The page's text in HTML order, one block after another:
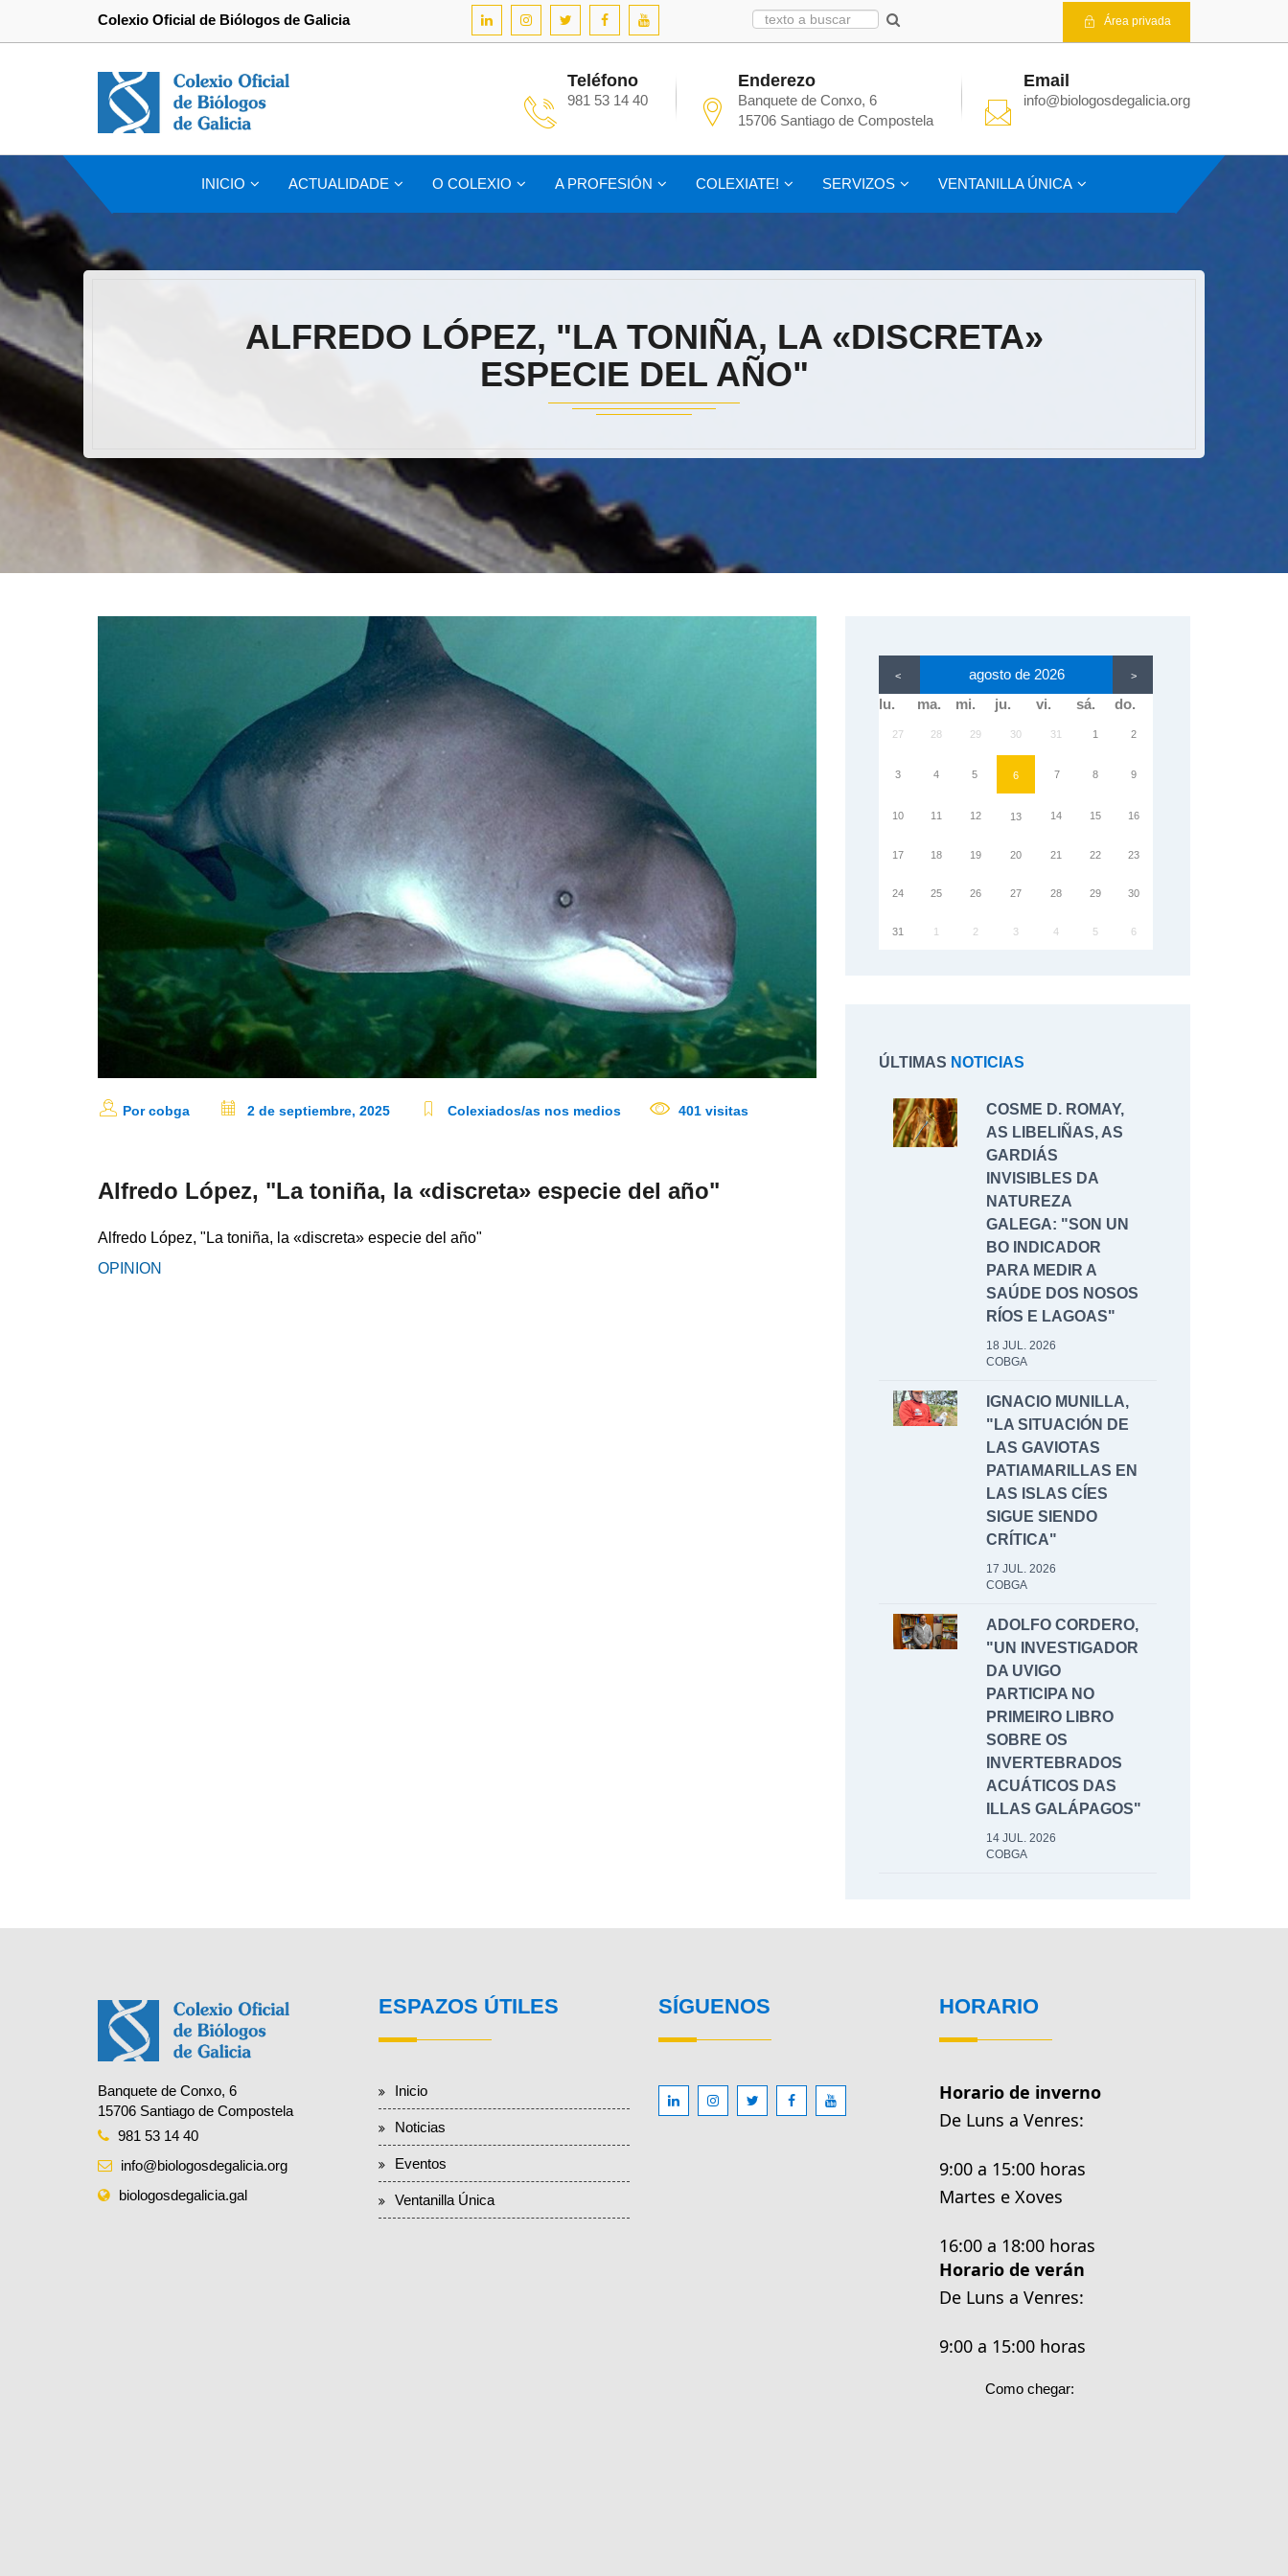
Colexio Oficial de Biólogos de Galicia Área privada
Teléfono
981 53 14 40
Enderezo
Banquete de Conxo, 6
15706 Santiago de Compostela
Email
info@biologosdegalicia.org
INICIO ACTUALIDADE O COLEXIO A PROFESIÓN COLEXIATE! SERVIZOS VENTANILLA ÚNICA
ALFREDO LÓPEZ, "LA TONIÑA, LA «DISCRETA»
ESPECIE DEL AÑO"
Por cobga 2 de septiembre, 2025 Colexiados/as nos medios 401 visitas
Alfredo López, "La toniña, la «discreta» especie del año"
Alfredo López, "La toniña, la «discreta» especie del año"
OPINION
< agosto de 2026 >
lu. ma. mi. ju. vi. sá. do.
27 28 29 30 31 1 2
3 4 5 6 7 8 9
10 11 12 13 14 15 16
17 18 19 20 21 22 23
24 25 26 27 28 29 30
31 1 2 3 4 5 6
ÚLTIMAS NOTICIAS
COSME D. ROMAY,
AS LIBELIÑAS, AS
GARDIÁS
INVISIBLES DA
NATUREZA
GALEGA: "SON UN
BO INDICADOR
PARA MEDIR A
SAÚDE DOS NOSOS
RÍOS E LAGOAS"
18 JUL. 2026
COBGA
IGNACIO MUNILLA,
"LA SITUACIÓN DE
LAS GAVIOTAS
PATIAMARILLAS EN
LAS ISLAS CÍES
SIGUE SIENDO
CRÍTICA"
17 JUL. 2026
COBGA
ADOLFO CORDERO,
"UN INVESTIGADOR
DA UVIGO
PARTICIPA NO
PRIMEIRO LIBRO
SOBRE OS
INVERTEBRADOS
ACUÁTICOS DAS
ILLAS GALÁPAGOS"
14 JUL. 2026
COBGA
Banquete de Conxo, 6
15706 Santiago de Compostela
981 53 14 40
info@biologosdegalicia.org
biologosdegalicia.gal
ESPAZOS ÚTILES
Inicio
Noticias
Eventos
Ventanilla Única
SÍGUENOS HORARIO
Horario de inverno
De Luns a Venres:
9:00 a 15:00 horas
Martes e Xoves
16:00 a 18:00 horas
Horario de verán
De Luns a Venres:
9:00 a 15:00 horas
Como chegar: